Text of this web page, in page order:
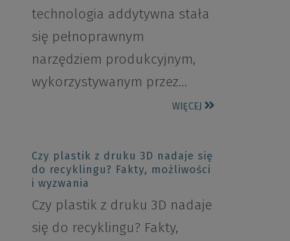
technologia addytywna stała
się pełnoprawnym
narzędziem produkcyjnym,
wykorzystywanym przez…
WIĘCEJ
Czy plastik z druku 3D nadaje się
do recyklingu? Fakty, możliwości
i wyzwania
Czy plastik z druku 3D nadaje
się do recyklingu? Fakty,